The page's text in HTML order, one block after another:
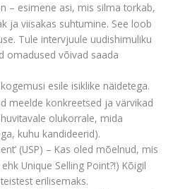
– esimene asi, mis silma torkab,
ja viisakas suhtumine. See loob
Tule intervjuule uudishimuliku
omadused võivad saada
esile isiklike näidetega.
meelde konkreetsed ja värvikad
olukorrale, mida
kuhu kandideerid).
(USP) – Kas oled mõelnud, mis
Unique Selling Point?!) Kõigil
erilisemaks.